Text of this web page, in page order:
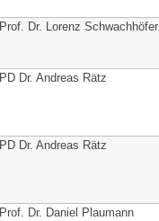
Prof. Dr. Lorenz Schwachhöfer
PD Dr. Andreas Rätz
PD Dr. Andreas Rätz
Prof. Dr. Daniel Plaumann